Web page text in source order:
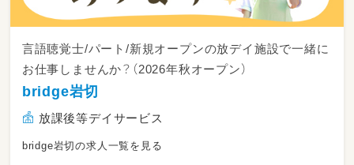
言語聴覚士/パート/新規オープンの放デイ施設で一緒に
お仕事しませんか？（2026年秋オープン）
bridge岩切
放課後等デイサービス
bridge岩切の求人一覧を見る